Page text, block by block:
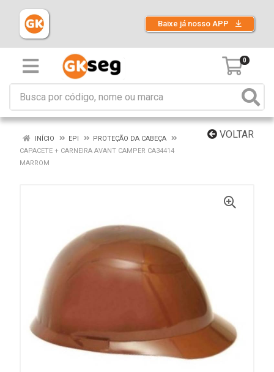
Baixe já nosso APP
0
VOLTAR
INÍCIO EPI
PROTEÇÃO DA CABEÇA
CAPACETE + CARNEIRA AVANT CAMPER CA34414
MARROM